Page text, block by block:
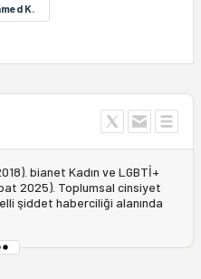
K.
bianet Kadın ve LGBTİ+
2025). Toplumsal cinsiyet
şiddet haberciliği alanında